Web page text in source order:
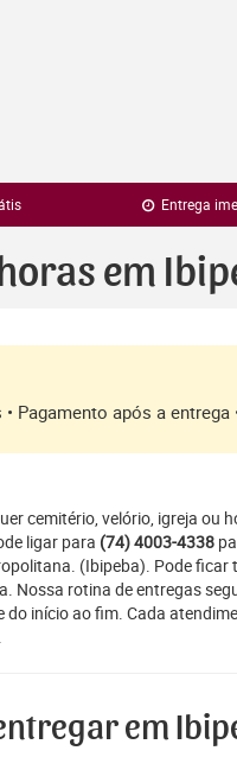
Entrega
em
Pagamento após a
cemitério, velório, igreja ou
ligar para (74) 4003-4338
(Ibipeba). Pode
Nossa rotina de entregas
início ao fim. Cada
em